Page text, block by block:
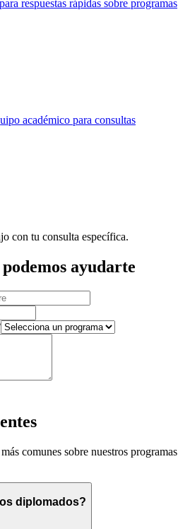
respuestas rápidas sobre programas
académico para consultas
con tu consulta específica.
ayudarte
comunes sobre nuestros programas
diplomados?